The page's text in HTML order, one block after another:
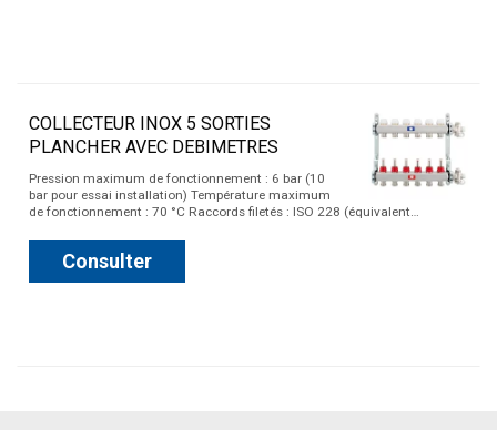
COLLECTEUR INOX 5 SORTIES
PLANCHER AVEC DEBIMETRES
Pression maximum de fonctionnement : 6 bar (10
bar pour essai installation) Température maximum
de fonctionnement : 70 °C Raccords filetés : ISO 228 (équivalent…
Consulter